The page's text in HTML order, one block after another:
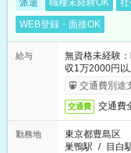
派遣 職種未経験OK
WEB登録・面接OK
給与
無資格未経験
収1万2000円以
交通費別途
交通費 交通費
勤務地
東京都豊島区
巣鴨駅 / 目白